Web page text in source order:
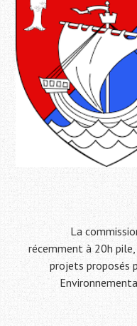
La
récemment à 20h
projets proposés